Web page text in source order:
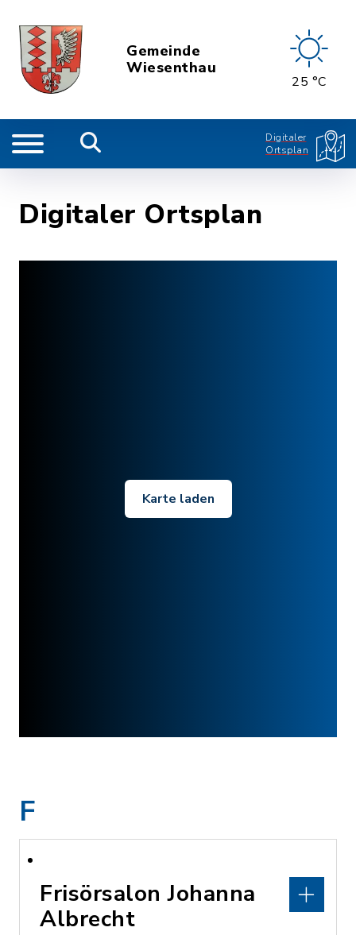
Gemeinde
Wiesenthau
25 °C
Digitaler
Ortsplan
Digitaler Ortsplan
Karte laden
F
Frisörsalon Johanna
Albrecht